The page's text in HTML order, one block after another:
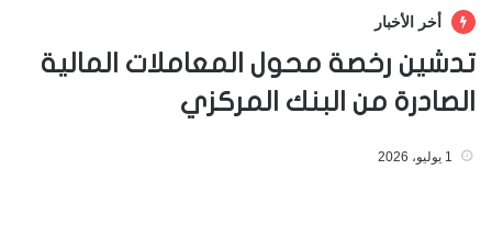
أخر الأخبار
تدشين رخصة محول المعاملات المالية
الصادرة من البنك المركزي
1 يوليو، 2026